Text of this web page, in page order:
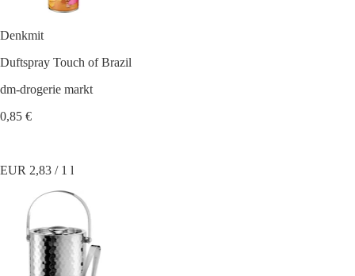
Denkmit
Duftspray Touch of Brazil
dm-drogerie markt
0,85 €
EUR 2,83 / 1 l